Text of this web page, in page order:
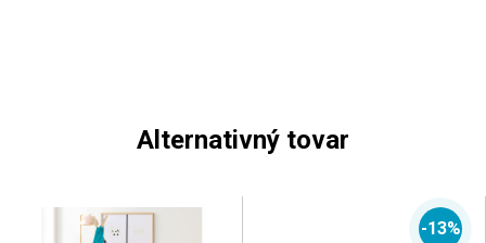
Alternativný tovar
-13%